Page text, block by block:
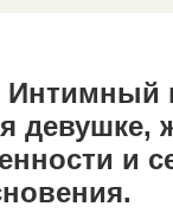
девушке,
и